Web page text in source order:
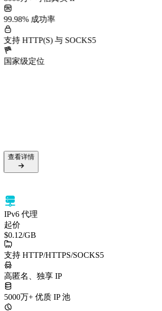
99.98% 成功率
支持 HTTP(S) 与 SOCKS5
国家级定位
查看详情
IPv6 代理
起价
$0.12/GB
支持 HTTP/HTTPS/SOCKS5
高匿名、独享 IP
5000万+ 优质 IP 池